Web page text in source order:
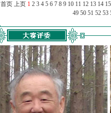
首页 上页 1 2 3 4 5 6 7 8 9 10 11 12 13 14 15
49 50 51 52 53